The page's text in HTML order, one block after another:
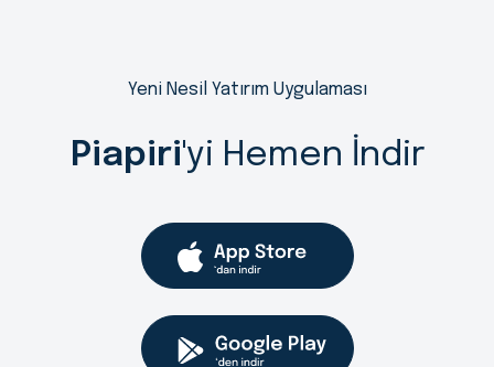
Yeni Nesil Yatırım Uygulaması
Piapiri'yi Hemen İndir